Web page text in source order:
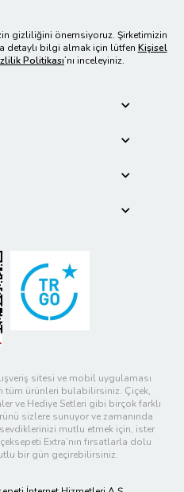
gizliliğini önemsiyoruz. Şirketimizin
detaylı bilgi almak için lütfen Kişisel
Politikası’nı inceleyiniz.
sitesi ve mobil uygulaması
tüm ürünleri bulabilirsiniz. Çiçek,
ve Hediye Setleri gibi birçok farklı
sizlere sunuyor ve zamanında
mutlu etmek için, ister
Extra’nın fırsatlarla dolu
bir gün geçirebilirsiniz.